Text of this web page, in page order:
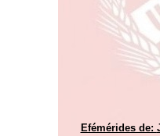
Efémérides de: